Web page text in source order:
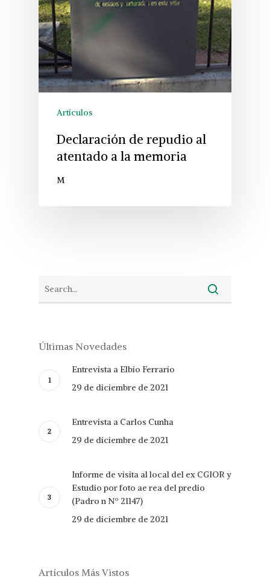
Articulos
Declaración de repudio al
atentado a la memoria
M
Últimas Novedades
Entrevista a Elbio Ferrario
29 de diciembre de 2021
Entrevista a Carlos Cunha
29 de diciembre de 2021
Informe de visita al local del ex CGIOR y
Estudio por foto ae rea del predio
(Padro n Nº 21147)
29 de diciembre de 2021
Artículos Más Vistos